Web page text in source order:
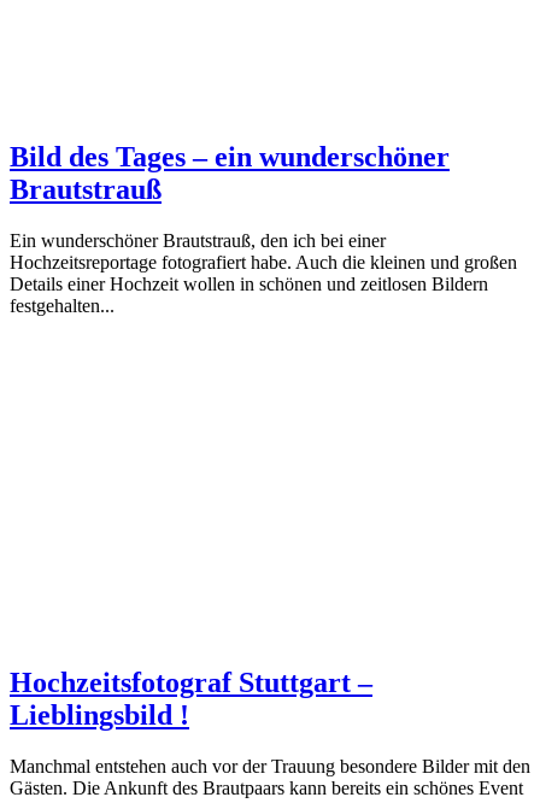
Bild des Tages – ein wunderschöner
Brautstrauß
Ein wunderschöner Brautstrauß, den ich bei einer
Hochzeitsreportage fotografiert habe. Auch die kleinen und großen
Details einer Hochzeit wollen in schönen und zeitlosen Bildern
festgehalten...
Hochzeitsfotograf Stuttgart –
Lieblingsbild !
Manchmal entstehen auch vor der Trauung besondere Bilder mit den
Gästen. Die Ankunft des Brautpaars kann bereits ein schönes Event